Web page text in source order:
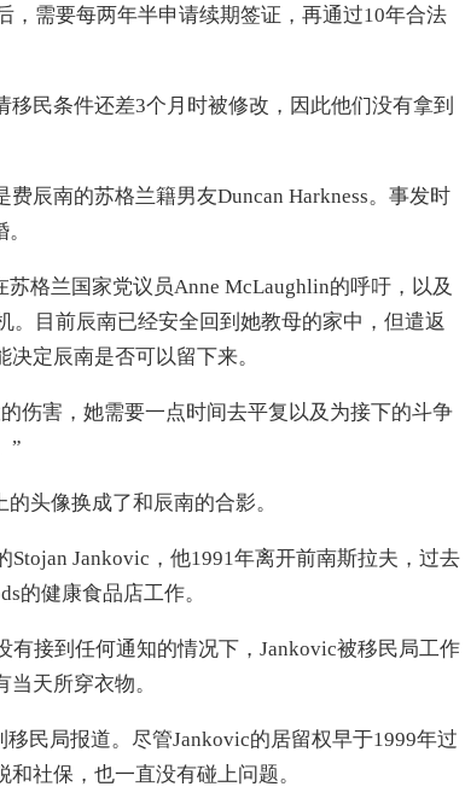
，需要每两年半申请续期签证，再通过10年合法
民条件还差3个月时被修改，因此他们没有拿到
南的苏格兰籍男友Duncan Harkness。事发时
格兰国家党议员Anne McLaughlin的呼吁，以及
。目前辰南已经安全回到她教母的家中，但遣返
定辰南是否可以留下来。
害，她需要一点时间去平复以及为接下的斗争
”
头像换成了和辰南的合影。
Jankovic，他1991年离开前南斯拉夫，过去
的健康食品店工作。
接到任何通知的情况下，Jankovic被移民局工作
天所穿衣物。
局报道。尽管Jankovic的居留权早于1999年过
社保，也一直没有碰上问题。